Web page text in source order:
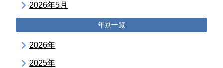
2026年5月
年別一覧
2026年
2025年